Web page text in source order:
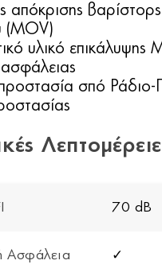
απόκρισης βαρίστορς
(MOV)
υλικό επικάλυψης
ασφάλειας
σπό Ράδιο-
70 dB
Ασφάλεια ✓